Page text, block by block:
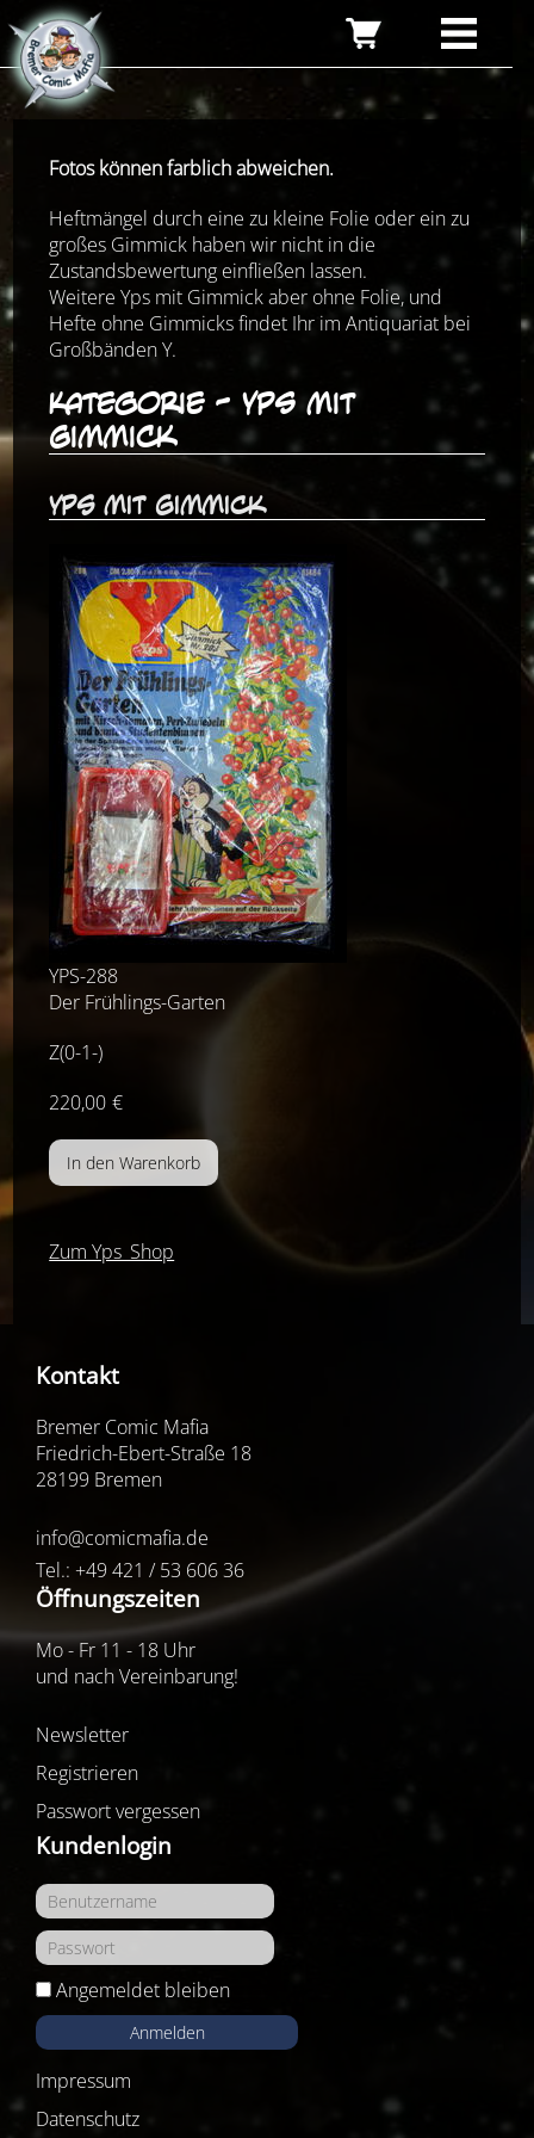
Fotos können farblich abweichen.
Heftmängel durch eine zu kleine Folie oder ein zu
großes Gimmick haben wir nicht in die
Zustandsbewertung einfließen lassen.
Weitere Yps mit Gimmick aber ohne Folie, und
Hefte ohne Gimmicks findet Ihr im Antiquariat bei
Großbänden Y.
Kategorie - Yps mit
Gimmick
Yps mit Gimmick
YPS-288
Der Frühlings-Garten
Z(0-1-)
220,00 €
Zum Yps_Shop
Kontakt
Bremer Comic Mafia
Friedrich-Ebert-Straße 18
28199 Bremen
info@comicmafia.de
Tel.: +49 421 / 53 606 36
Öffnungszeiten
Mo - Fr 11 - 18 Uhr
und nach Vereinbarung!
Newsletter
Registrieren
Passwort vergessen
Kundenlogin
Angemeldet bleiben
Anmelden
Impressum
Datenschutz